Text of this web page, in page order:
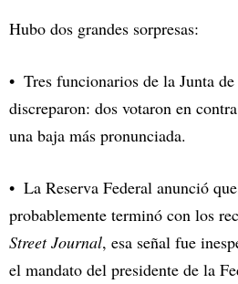
Hubo dos grandes sorpresas:
Tres funcionarios de la Junta
discreparon: dos votaron en
una baja más pronunciada.
La Reserva Federal anunció
probablemente terminó con los
Street Journal, esa señal fue
el mandato del presidente de la